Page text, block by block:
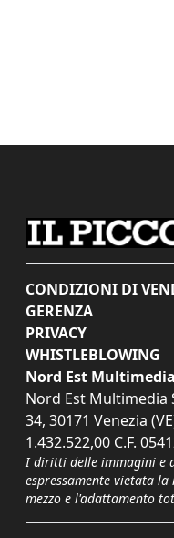
CONDIZIONI DI
GERENZA
PRIVACY
WHISTLEBLOWING
Nord Est
Nord Est Multimedia
34, 30171 Venezia
1.432.522,00 C.F.
I diritti delle immagini e
espressamente vietata
mezzo e l'adattamento